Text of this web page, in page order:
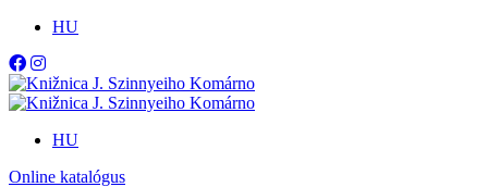
HU
HU
Online katalógus